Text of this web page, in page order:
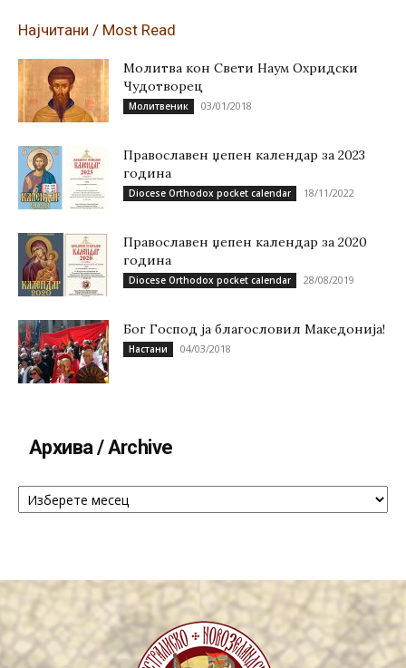
Најчитани / Most Read
Молитва кон Свети Наум Охридски
Чудотворец
Молитвеник 03/01/2018
Православен џепен календар за 2023
година
Diocese Orthodox pocket calendar 18/11/2022
Православен џепен календар за 2020
година
Diocese Orthodox pocket calendar 28/08/2019
Бог Господ ја благословил Македонија!
Настани 04/03/2018
Архива / Archive
Архива